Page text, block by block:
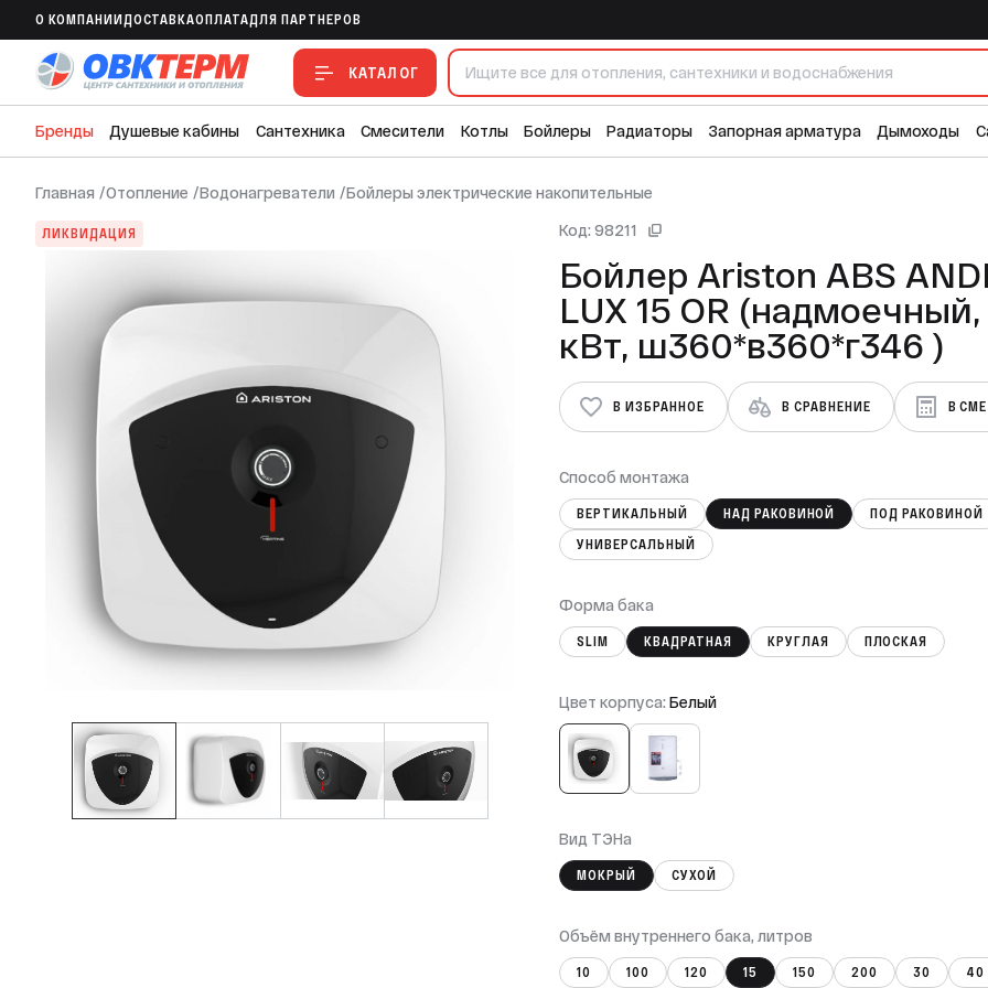
O КОМПАНИИ ДОСТАВКАОПЛАТАДЛЯ ПАРТНЕРОВ
КАТАЛОГ
Бренды Душевые кабины Сантехника Смесители Котлы Бойлеры Радиаторы Запорная арматура Дымоходы
Главная /Отопление /Водонагреватели /Бойлеры электрические накопительные
ЛИКВИДАЦИЯ Код: 98211
Бойлер Ariston ABS ANDRIS
LUX 15 OR (надмоечный, 1,2
кВт, ш360*в360*г346 )
В ИЗБРАННОЕ В СРАВНЕНИЕ В
Способ монтажа
ВЕРТИКАЛЬНЫЙ НАД РАКОВИНОЙ
ПОД РАКОВИНОЙ
УНИВЕРСАЛЬНЫЙ
Форма бака
SLIM КВАДРАТНАЯ КРУГЛАЯ ПЛОСКАЯ
Цвет корпуса:Белый
Вид ТЭНа
МОКРЫЙ СУХОЙ
Объём внутреннего бака, литров
10 100 120 15 150 200 30 40
Бойлер Ariston ABS ANDRIS LUX 15 OR (надмоечный, 1,2 кВт, ш360*в360*г346 )
В ИЗБРАННОЕ В СРАВНЕНИЕ В СМЕТУ
9